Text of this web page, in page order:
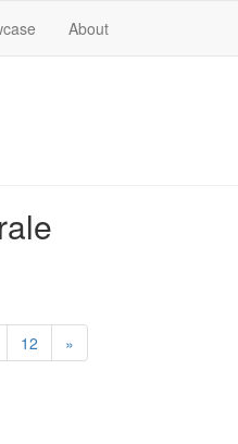
About
12 »